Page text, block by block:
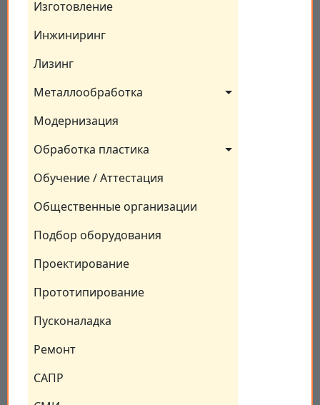
Изготовление
Инжиниринг
Лизинг
Металлообработка
Модернизация
Обработка пластика
Обучение / Аттестация
Общественные организации
Подбор оборудования
Проектирование
Прототипирование
Пусконаладка
Ремонт
САПР